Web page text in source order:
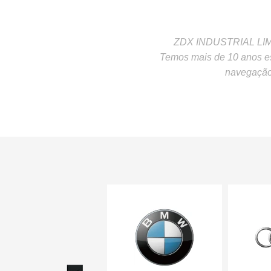
ZDX INDUSTRIAL
Temos mais de 10 anos